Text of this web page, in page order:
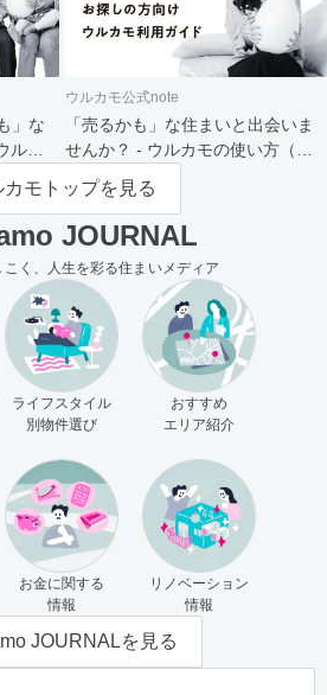
」な
カ
ウルカモ公式note
「売るかも」な住まいと出会いま
せんか？ - ウルカモの使い方（買
主さま向け）
カモトップを見る
JOURNAL
こく、人生を彩る住まいメディア
ライフスタイル
別物件選び
おすすめ
エリア紹介
お金に関する
情報
リノベーション
情報
JOURNALを見る